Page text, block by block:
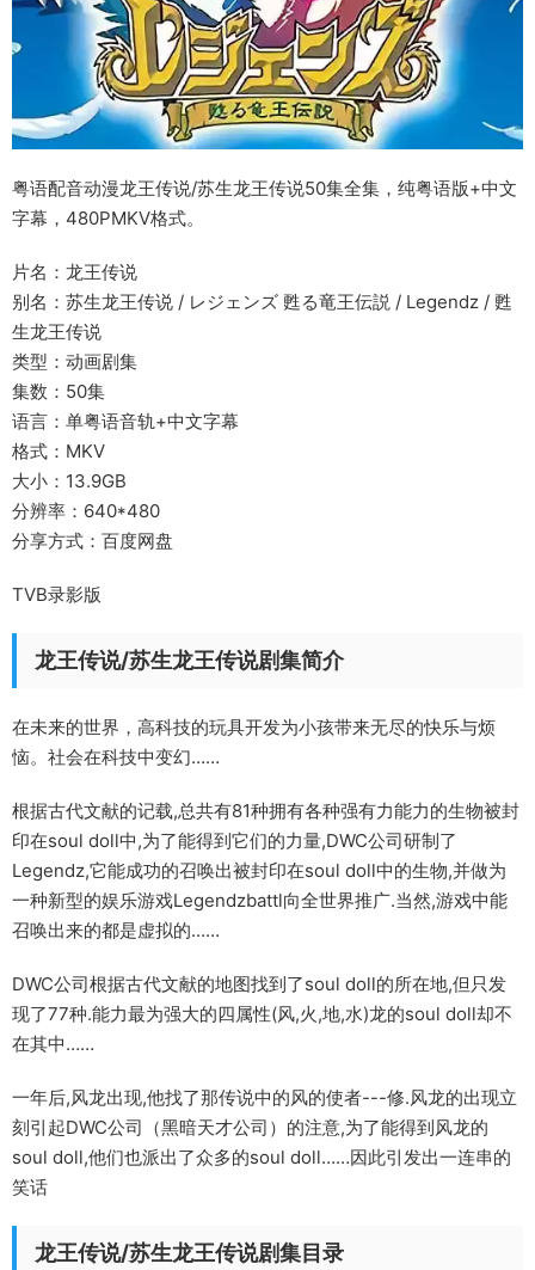
粤语配音动漫龙王传说/苏生龙王传说50集全集，纯粤语版+中文
字幕，480PMKV格式。
片名：龙王传说
别名：苏生龙王传说 / レジェンズ 甦る竜王伝説 / Legendz / 甦
生龙王传说
类型：动画剧集
集数：50集
语言：单粤语音轨+中文字幕
格式：MKV
大小：13.9GB
分辨率：640*480
分享方式：百度网盘
TVB录影版
龙王传说/苏生龙王传说剧集简介
在未来的世界，高科技的玩具开发为小孩带来无尽的快乐与烦
恼。社会在科技中变幻……
根据古代文献的记载,总共有81种拥有各种强有力能力的生物被封
印在soul doll中,为了能得到它们的力量,DWC公司研制了
Legendz,它能成功的召唤出被封印在soul doll中的生物,并做为
一种新型的娱乐游戏Legendzbattl向全世界推广.当然,游戏中能
召唤出来的都是虚拟的……
DWC公司根据古代文献的地图找到了soul doll的所在地,但只发
现了77种.能力最为强大的四属性(风,火,地,水)龙的soul doll却不
在其中……
一年后,风龙出现,他找了那传说中的风的使者---修.风龙的出现立
刻引起DWC公司（黑暗天才公司）的注意,为了能得到风龙的
soul doll,他们也派出了众多的soul doll……因此引发出一连串的
笑话
龙王传说/苏生龙王传说剧集目录